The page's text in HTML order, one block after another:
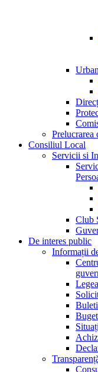
Prelucrarea
Consiliul Local
Servicii si
Club
De interes public
Informații
Buget